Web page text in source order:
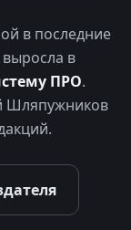
в последние
в
ПРО.
Шляпужников